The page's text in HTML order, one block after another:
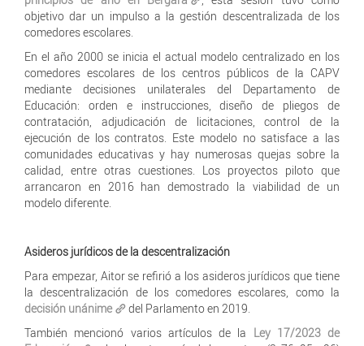
objetivo dar un impulso a la gestión descentralizada de los
comedores escolares.
En el año 2000 se inicia el actual modelo centralizado en los
comedores escolares de los centros públicos de la CAPV
mediante decisiones unilaterales del Departamento de
Educación: orden e instrucciones, diseño de pliegos de
contratación, adjudicación de licitaciones, control de la
ejecución de los contratos. Este modelo no satisface a las
comunidades educativas y hay numerosas quejas sobre la
calidad, entre otras cuestiones. Los proyectos piloto que
arrancaron en 2016 han demostrado la viabilidad de un
modelo diferente.
Asideros jurídicos de la descentralización
Para empezar, Aitor se refirió a los asideros jurídicos que tiene
la descentralización de los comedores escolares, como la
decisión unánime
del Parlamento en 2019.
También mencionó varios artículos de la Ley 17/2023 de